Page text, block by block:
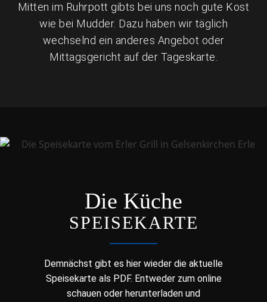
Mitten im Ruhrpott gibts bei uns noch gute Kost
wie bei Mudder. Dazu haben wir täglich
wechselnd ein anderes Angebot oder
Mittagsgericht auf der Tageskarte.
Die Küche
SPEISEKARTE
Demnächst gibt es hier wieder die aktuelle
Speisekarte als PDF. Entweder zum online
schauen oder herunterladen und